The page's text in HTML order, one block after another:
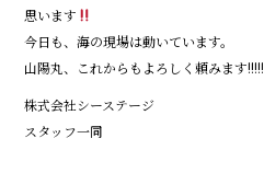
思います
今日も、海の現場は動いています。
山陽丸、これからもよろしく頼みます!!!!!
株式会社シーステージ
スタッフ一同